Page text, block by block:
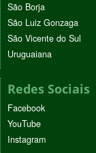
São Borja
São Luiz Gonzaga
São Vicente do Sul
Uruguaiana
Redes Sociais
Facebook
YouTube
Instagram